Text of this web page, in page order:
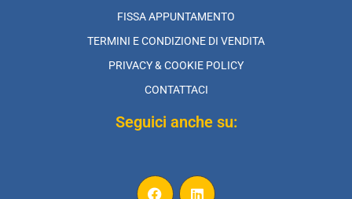
FISSA APPUNTAMENTO
TERMINI E CONDIZIONE DI VENDITA
PRIVACY & COOKIE POLICY
CONTATTACI
Seguici anche su: